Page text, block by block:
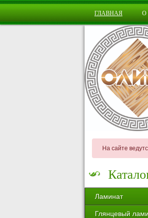
ГЛАВНАЯ О
На сайте
Ламинат
Глянцевый